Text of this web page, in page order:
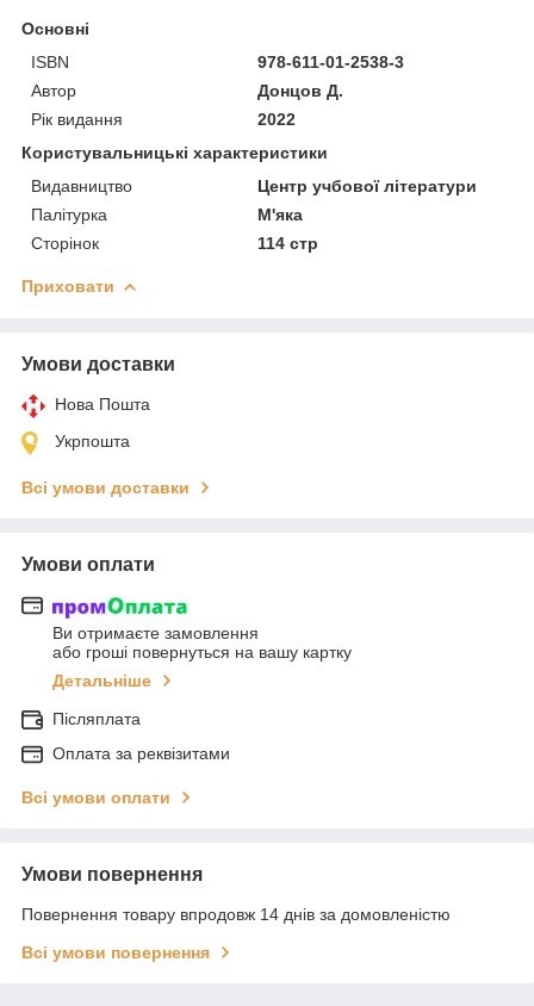
Основні
ISBN
978-611-01-2538-3
Автор
Донцов Д.
Рік видання
2022
Користувальницькі характеристики
Видавництво
Центр учбової літератури
Палітурка
М'яка
Сторінок
114 стр
Приховати
Умови доставки
Нова Пошта
Укрпошта
Всі умови доставки
Умови оплати
Ви отримаєте замовлення
або гроші повернуться на вашу картку
Детальніше
Післяплата
Оплата за реквізитами
Всі умови оплати
Умови повернення
Повернення товару впродовж 14 днів за домовленістю
Всі умови повернення